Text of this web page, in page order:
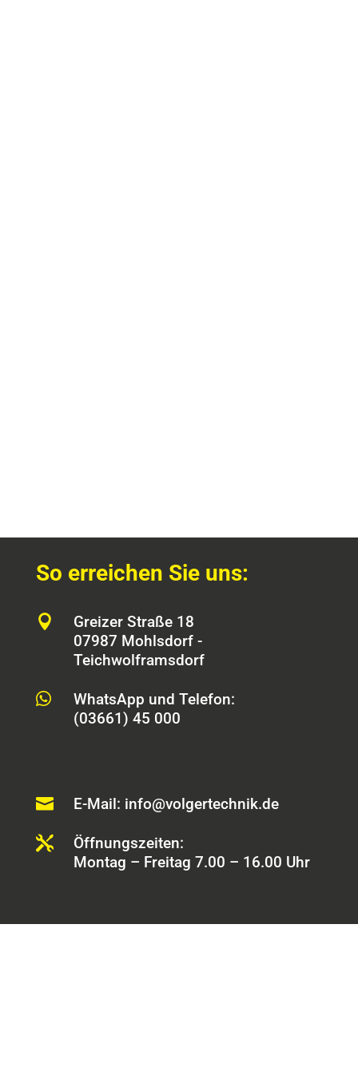
So erreichen Sie uns:

Greizer Straße 18
07987 Mohlsdorf -
Teichwolframsdorf

WhatsApp und Telefon:
(03661) 45 000
 E-Mail: info@volgertechnik.de

Öffnungszeiten:
Montag – Freitag 7.00 – 16.00 Uhr